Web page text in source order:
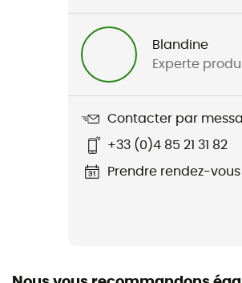
W's Retro Pile Vest
Blandine
Experte
Contacter par
+33 (0)4 85 21 31 82
Prendre rendez-vous